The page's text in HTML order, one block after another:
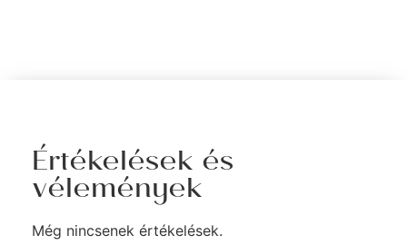
Értékelések és
vélemények
Még nincsenek értékelések.